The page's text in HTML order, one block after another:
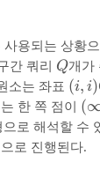
용되는 상황
간 쿼리 Q
Q개가
소는 좌표 (
i
,
i
(i, i)
한 쪽 점이 (
\
i
(
으로 해석할 수
로 진행된다.